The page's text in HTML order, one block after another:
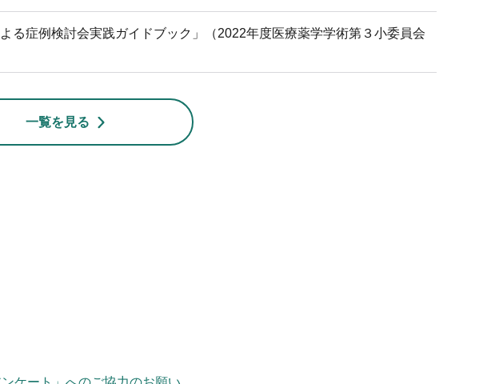
る症例検討会実践ガイドブック」（2022年度医療薬学学術第３小委員会
一覧を見る